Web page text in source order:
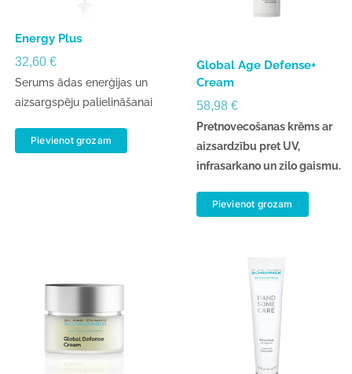
Energy Plus
32,60€
Serums ādas enerģijas un
aizsargspēju palielināšanai
Pievienot grozam
Global Age Defense+
Cream
58,98 €
Pretnovecošanas krēms ar
aizsardzību pret UV,
infrasarkano un zilo gaismu.
Pievienot grozam